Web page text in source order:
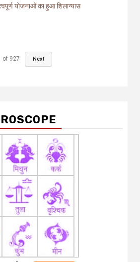
योजनाओं का हुआ शिलान्यास
of 927 Next